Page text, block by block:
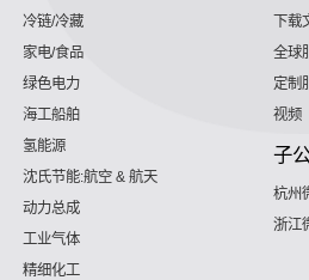
冷链/冷藏
家电/食品
绿色电力
海工船舶
氢能源
沈氏节能:航空 & 航天
动力总成
工业气体
精细化工
下载
全球
定制
视频
子
杭州
浙江